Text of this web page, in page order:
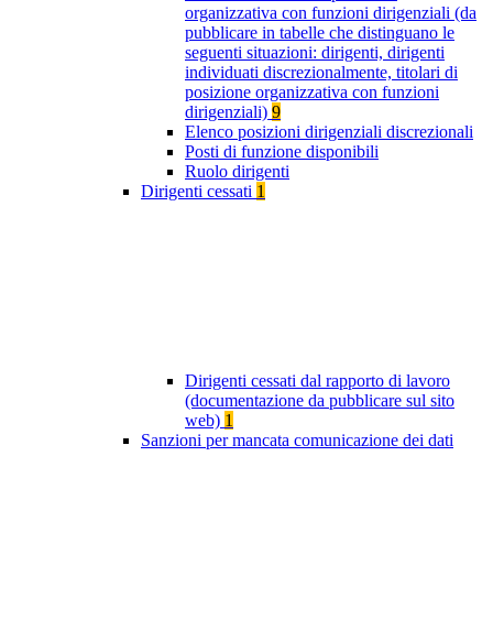
organizzativa con funzioni dirigenziali (da
pubblicare in tabelle che distinguano le
seguenti situazioni: dirigenti, dirigenti
individuati discrezionalmente, titolari di
posizione organizzativa con funzioni
dirigenziali) 9
Elenco posizioni dirigenziali discrezionali
Posti di funzione disponibili
Ruolo dirigenti
Dirigenti cessati 1
Dirigenti cessati dal rapporto di lavoro
(documentazione da pubblicare sul sito
web) 1
Sanzioni per mancata comunicazione dei dati